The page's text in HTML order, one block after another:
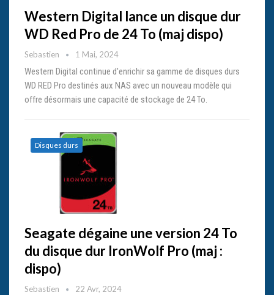
Western Digital lance un disque dur
WD Red Pro de 24 To (maj dispo)
Sebastien 1 Mai, 2024
Western Digital continue d'enrichir sa gamme de disques durs
WD RED Pro destinés aux NAS avec un nouveau modèle qui
offre désormais une capacité de stockage de 24 To.
Disques durs
Seagate dégaine une version 24 To
du disque dur IronWolf Pro (maj :
dispo)
Sebastien 22 Avr, 2024